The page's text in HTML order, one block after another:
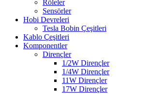
Röleler
Sensörler
Hobi Devreleri
Tesla Bobin Çeşitleri
Kablo Çeşitleri
Komponentler
Dirençler
1/2W Dirençler
1/4W Dirençler
11W Dirençler
17W Dirençler